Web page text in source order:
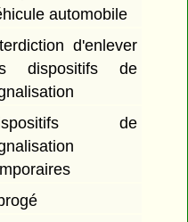
automobile
d'enlever
dispositifs de
de